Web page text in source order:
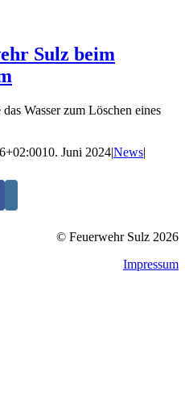
Sulz beim
Wasser zum Löschen eines
10. Juni 2024|News|
© Feuerwehr Sulz 2026
Impressum